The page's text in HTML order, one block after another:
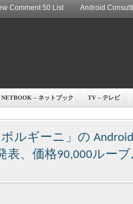
Comment 50 List Android
NETBOOK – ネットブック TV – テレビ
ルギーニ」の
表、価格90,000ルーブ